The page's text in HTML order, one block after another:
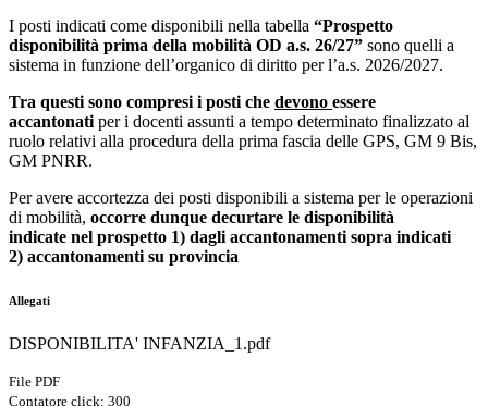
I posti indicati come disponibili nella tabella “Prospetto
disponibilità prima della mobilità OD a.s. 26/27” sono quelli a
sistema in funzione dell’organico di diritto per l’a.s. 2026/2027.
Tra questi sono compresi i posti che devono essere
accantonati per i docenti assunti a tempo determinato finalizzato al
ruolo relativi alla procedura della prima fascia delle GPS, GM 9 Bis,
GM PNRR.
Per avere accortezza dei posti disponibili a sistema per le operazioni
di mobilità, occorre dunque decurtare le disponibilità
indicate nel prospetto 1) dagli accantonamenti sopra indicati
2) accantonamenti su provincia
Allegati
DISPONIBILITA' INFANZIA_1.pdf
File PDF
Contatore click: 300